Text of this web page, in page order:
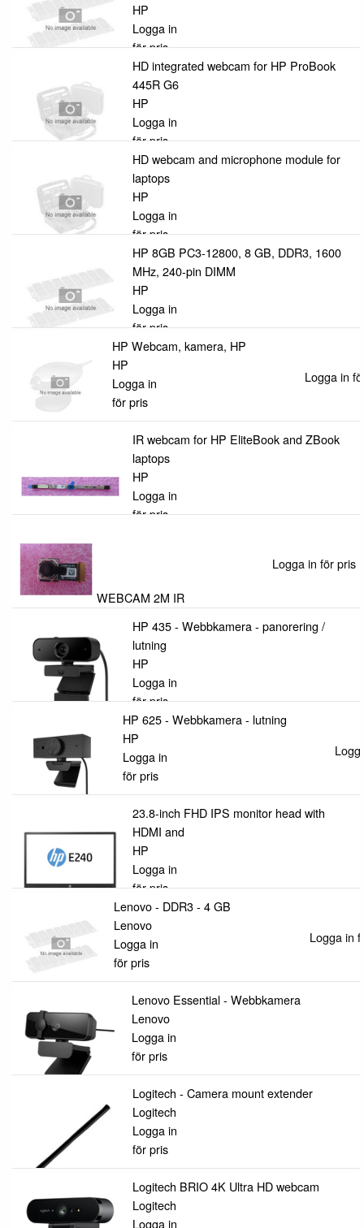
HP
Logga in
för pris
HD integrated webcam for HP ProBook
445R G6
HP
Logga in
för pris
HD webcam and microphone module for
laptops
HP
Logga in
för pris
HP 8GB PC3-12800, 8 GB, DDR3, 1600
MHz, 240-pin DIMM
HP
Logga in
för pris
HP Webcam, kamera, HP
HP
Logga in
för pris
Logga in
IR webcam for HP EliteBook and ZBook
laptops
HP
Logga in
för pris
WEBCAM 2M IR
in för
pris
Logga in för pris
HP 435 - Webbkamera - panorering /
lutning
HP
Logga in
för pris
HP 625 - Webbkamera - lutning
HP
Logga in
för pris
23.8-inch FHD IPS monitor head with
HDMI and
HP
Logga in
för pris
Lenovo - DDR3 - 4 GB
Lenovo
Logga in
för pris
Logga in
Lenovo Essential - Webbkamera
Lenovo
Logga in
för pris
Logitech - Camera mount extender
Logitech
Logga in
för pris
Logitech BRIO 4K Ultra HD webcam
Logitech
Logga in